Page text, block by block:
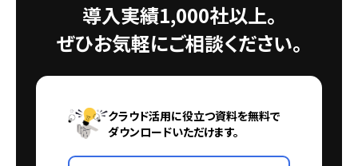
導入実績1,000社以上。
ぜひお気軽にご相談ください。
クラウド活用に役立つ資料を無料で
ダウンロードいただけます。